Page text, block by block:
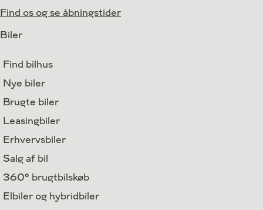
Find os og se åbningstider
Biler
Find bilhus
Nye biler
Brugte biler
Leasingbiler
Erhvervsbiler
Salg af bil
360° brugtbilskøb
Elbiler og hybridbiler